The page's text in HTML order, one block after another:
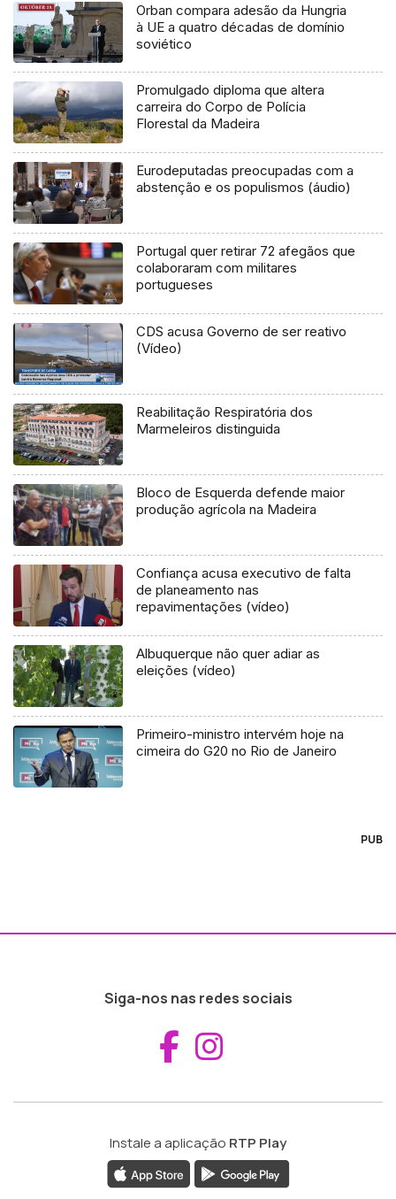
Orban compara adesão da Hungria
à UE a quatro décadas de domínio
soviético
Promulgado diploma que altera
carreira do Corpo de Polícia
Florestal da Madeira
Eurodeputadas preocupadas com a
abstenção e os populismos (áudio)
Portugal quer retirar 72 afegãos que
colaboraram com militares
portugueses
CDS acusa Governo de ser reativo
(Vídeo)
Reabilitação Respiratória dos
Marmeleiros distinguida
Bloco de Esquerda defende maior
produção agrícola na Madeira
Confiança acusa executivo de falta
de planeamento nas
repavimentações (vídeo)
Albuquerque não quer adiar as
eleições (vídeo)
Primeiro-ministro intervém hoje na
cimeira do G20 no Rio de Janeiro
PUB
Siga-nos nas redes sociais
Aceder ao
Instale a aplicação RTP Play